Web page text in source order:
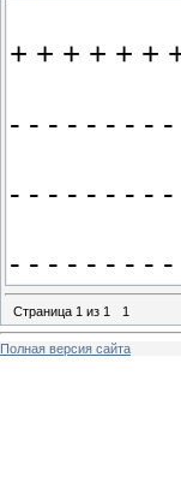
+ + + + + +
- - - - - - - -
- - - - - - - -
- - - - - - - -
Страница 1 из 1 1
Полная версия сайта